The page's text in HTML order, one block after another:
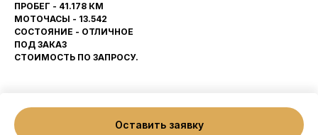
Оставить заявку
ПРОБЕГ - 41.178 КМ
МОТОЧАСЫ - 13.542
СОСТОЯНИЕ - ОТЛИЧНОЕ
ПОД ЗАКАЗ
СТОИМОСТЬ ПО ЗАПРОСУ.
Made on Tilda